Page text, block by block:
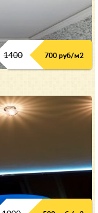
1400 700 руб/м2